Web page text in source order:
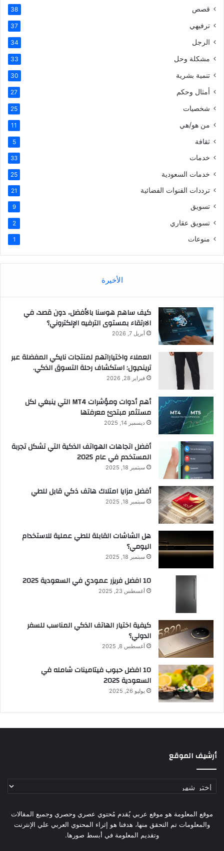
قصص 38
ترفيهي 37
الرجل 34
مشكلة وحل 33
تنمية بشرية 30
أمثال وحكم 27
شخصيات 25
من هو/هي 11
ثقافة 5
خدمات 33
خدمات السعودية 25
ترددات القنوات الفضائية 21
تسويق 9
تسويق عقاري 2
منوعات 1
الأخيرة
كيف ساهم هوسنا بالأفضل، دون قصد، في
الارتقاء بمستوى الترفيه الإلكتروني؟
أبريل 7, 2026
العملاء واختياراتهم لمنتجات نايكي المفضلة عبر
ترينديول: استكشاف رحلة التسوق الذكي.
فبراير 28, 2026
أهم أدوات ومؤشرات MT4 التي ينبغي لكل
مستثمر مبتدئ معرفتها
ديسمبر 14, 2025
أفضل اتجاهات الهواتف الذكية التي تشكل تجربة
المستخدم في عام 2025
سبتمبر 18, 2025
أفضل مزايا امتلاك هاتف ذكي قابل للطي
سبتمبر 18, 2025
هل الشاشات القابلة للطي عملية للاستخدام
اليومي؟
سبتمبر 18, 2025
10 افضل فريزر عمودي​ في السعودية​ 2025
أغسطس 23, 2025
كيفية اختيار الهاتف الذكي المناسب للسفر
الدولي؟
أغسطس 8, 2025
10 افضل حبوب فيتامينات شامله​ في
السعودية 2025
يوليو 26, 2025
أرشيف الموقع
أرشيف
الموقع
موقع المعلومة هو موقع عربي يُقدم مُحتوي عصري وحصري وجميع المقالات
والمعلومات تم التحقق منها، هدفنا هو إثراء المحتوي العربي علي الإنترنت
وتقديم المعلومة في أبسط صورها.